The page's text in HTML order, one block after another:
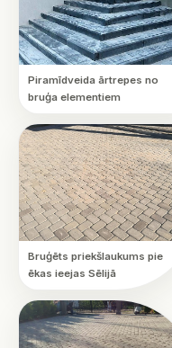
Piramīdveida ārtrepes no
bruģa elementiem
Bruģēts priekšlaukums pie
ēkas ieejas Sēlijā